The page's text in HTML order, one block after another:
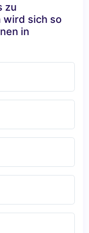
zu
wird sich so
in